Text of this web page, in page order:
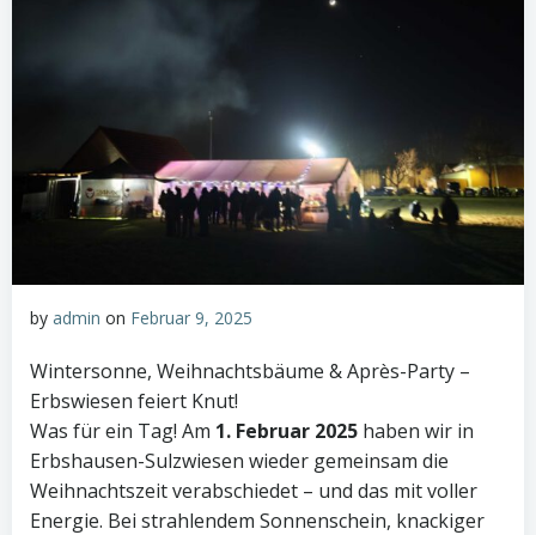
by admin on Februar 9, 2025
Wintersonne, Weihnachtsbäume & Après-Party –
Erbswiesen feiert Knut!
Was für ein Tag! Am 1. Februar 2025 haben wir in
Erbshausen-Sulzwiesen wieder gemeinsam die
Weihnachtszeit verabschiedet – und das mit voller
Energie. Bei strahlendem Sonnenschein, knackiger